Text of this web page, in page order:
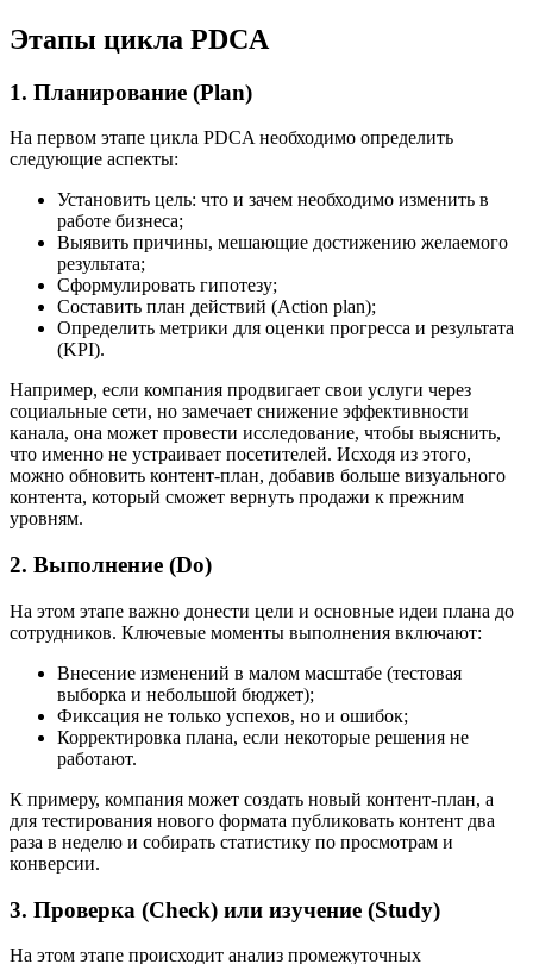
Этапы цикла PDCA
1. Планирование (Plan)
На первом этапе цикла PDCA необходимо определить
следующие аспекты:
Установить цель: что и зачем необходимо изменить в
работе бизнеса;
Выявить причины, мешающие достижению желаемого
результата;
Сформулировать гипотезу;
Составить план действий (Action plan);
Определить метрики для оценки прогресса и результата
(KPI).
Например, если компания продвигает свои услуги через
социальные сети, но замечает снижение эффективности
канала, она может провести исследование, чтобы выяснить,
что именно не устраивает посетителей. Исходя из этого,
можно обновить контент-план, добавив больше визуального
контента, который сможет вернуть продажи к прежним
уровням.
2. Выполнение (Do)
На этом этапе важно донести цели и основные идеи плана до
сотрудников. Ключевые моменты выполнения включают:
Внесение изменений в малом масштабе (тестовая
выборка и небольшой бюджет);
Фиксация не только успехов, но и ошибок;
Корректировка плана, если некоторые решения не
работают.
К примеру, компания может создать новый контент-план, а
для тестирования нового формата публиковать контент два
раза в неделю и собирать статистику по просмотрам и
конверсии.
3. Проверка (Check) или изучение (Study)
На этом этапе происходит анализ промежуточных